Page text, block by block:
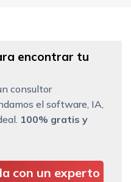
encontrar tu
consultor
el software, IA,
100% gratis y
con un experto